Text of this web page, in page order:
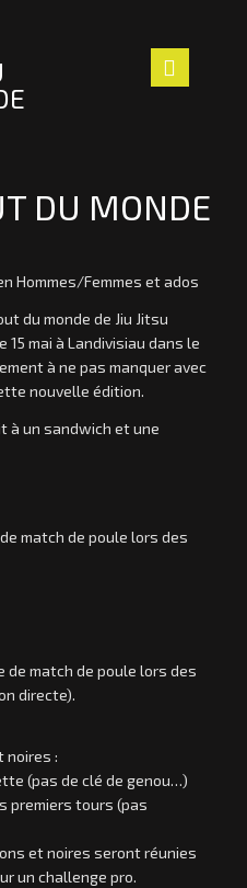
DU MONDE
Hommes/Femmes et ados
du monde de Jiu Jitsu
mai à Landivisiau dans le
à ne pas manquer avec
nouvelle édition.
à un sandwich et une
match de poule lors des
de match de poule lors des
directe).
noires :
(pas de clé de genou…)
premiers tours (pas
et noires seront réunies
un challenge pro.